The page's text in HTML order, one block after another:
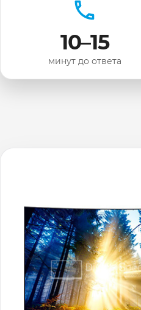
10–15
минут до ответа